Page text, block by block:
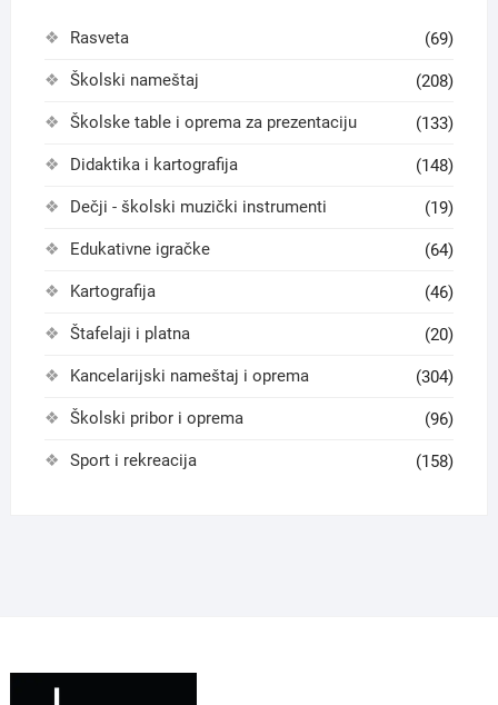
Rasveta (69)
Školski nameštaj (208)
Školske table i oprema za prezentaciju (133)
Didaktika i kartografija (148)
Dečji - školski muzički instrumenti (19)
Edukativne igračke (64)
Kartografija (46)
Štafelaji i platna (20)
Kancelarijski nameštaj i oprema (304)
Školski pribor i oprema (96)
Sport i rekreacija (158)